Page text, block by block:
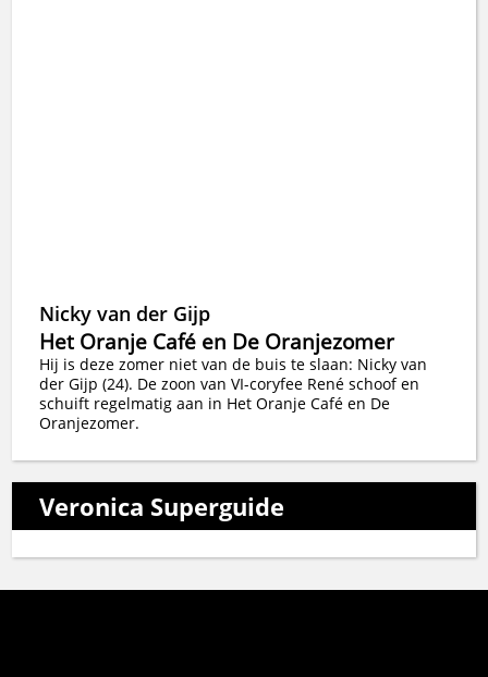
Nicky van der Gijp
Het Oranje Café en De Oranjezomer
Hij is deze zomer niet van de buis te slaan: Nicky van
der Gijp (24). De zoon van VI-coryfee René schoof en
schuift regelmatig aan in Het Oranje Café en De
Oranjezomer.
Veronica Superguide